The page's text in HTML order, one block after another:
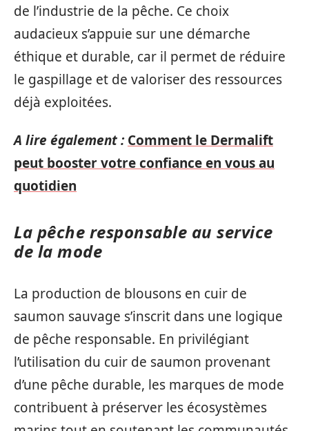
de l’industrie de la pêche. Ce choix
audacieux s’appuie sur une démarche
éthique et durable, car il permet de réduire
le gaspillage et de valoriser des ressources
déjà exploitées.
A lire également : Comment le Dermalift
peut booster votre confiance en vous au
quotidien
La pêche responsable au service
de la mode
La production de blousons en cuir de
saumon sauvage s’inscrit dans une logique
de pêche responsable. En privilégiant
l’utilisation du cuir de saumon provenant
d’une pêche durable, les marques de mode
contribuent à préserver les écosystèmes